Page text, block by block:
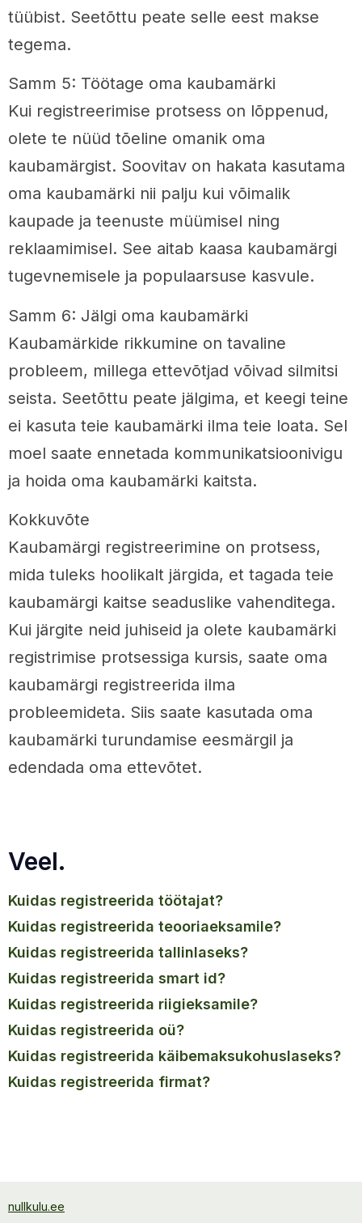
tüübist. Seetõttu peate selle eest makse
tegema.
Samm 5: Töötage oma kaubamärki
Kui registreerimise protsess on lõppenud,
olete te nüüd tõeline omanik oma
kaubamärgist. Soovitav on hakata kasutama
oma kaubamärki nii palju kui võimalik
kaupade ja teenuste müümisel ning
reklaamimisel. See aitab kaasa kaubamärgi
tugevnemisele ja populaarsuse kasvule.
Samm 6: Jälgi oma kaubamärki
Kaubamärkide rikkumine on tavaline
probleem, millega ettevõtjad võivad silmitsi
seista. Seetõttu peate jälgima, et keegi teine
ei kasuta teie kaubamärki ilma teie loata. Sel
moel saate ennetada kommunikatsioonivigu
ja hoida oma kaubamärki kaitsta.
Kokkuvõte
Kaubamärgi registreerimine on protsess,
mida tuleks hoolikalt järgida, et tagada teie
kaubamärgi kaitse seaduslike vahenditega.
Kui järgite neid juhiseid ja olete kaubamärki
registrimise protsessiga kursis, saate oma
kaubamärgi registreerida ilma
probleemideta. Siis saate kasutada oma
kaubamärki turundamise eesmärgil ja
edendada oma ettevõtet.
Veel.
kuidas registreerida töötajat?
kuidas registreerida teooriaeksamile?
kuidas registreerida tallinlaseks?
kuidas registreerida smart id?
kuidas registreerida riigieksamile?
kuidas registreerida oü?
kuidas registreerida käibemaksukohuslaseks?
kuidas registreerida firmat?
nullkulu.ee